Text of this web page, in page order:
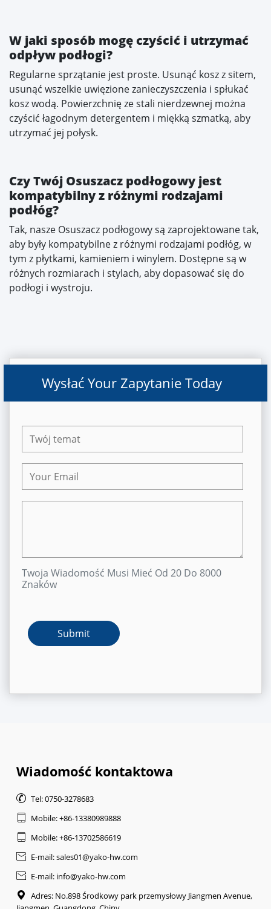
W jaki sposób mogę czyścić i utrzymać
odpływ podłogi?
Regularne sprzątanie jest proste. Usunąć kosz z sitem,
usunąć wszelkie uwięzione zanieczyszczenia i spłukać
kosz wodą. Powierzchnię ze stali nierdzewnej można
czyścić łagodnym detergentem i miękką szmatką, aby
utrzymać jej połysk.
Czy Twój Osuszacz podłogowy jest
kompatybilny z różnymi rodzajami
podłóg?
Tak, nasze Osuszacz podłogowy są zaprojektowane tak,
aby były kompatybilne z różnymi rodzajami podłóg, w
tym z płytkami, kamieniem i winylem. Dostępne są w
różnych rozmiarach i stylach, aby dopasować się do
podłogi i wystroju.
Wysłać Your Zapytanie Today
Twoja Wiadomość Musi Mieć Od 20 Do 8000
Znaków
Wiadomość kontaktowa
 Tel: 0750-3278683
 Mobile: +86-13380989888
 Mobile: +86-13702586619
 E-mail: sales01@yako-hw.com
 E-mail: info@yako-hw.com

Adres: No.898 Środkowy park przemysłowy Jiangmen Avenue,